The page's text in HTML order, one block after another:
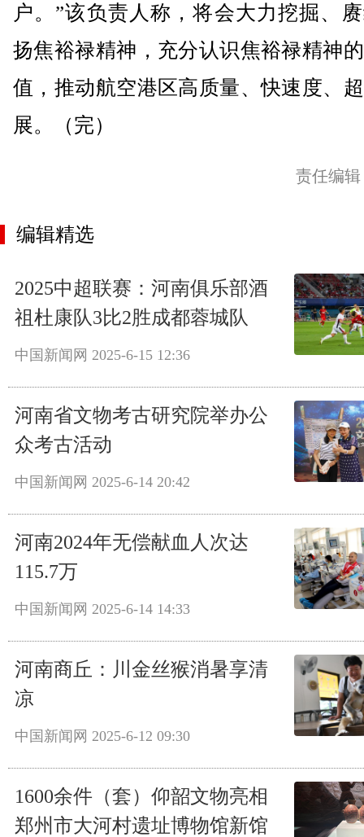
户。”该负责人称，将会大力挖掘、
扬焦裕禄精神，充分认识焦裕禄精神
值，推动航空港区高质量、快速度、
展。（完）
责任编
编辑精选
2025中超联赛：河南俱乐部酒
祖杜康队3比2胜成都蓉城队
中国新闻网 2025-6-15 12:36
河南省文物考古研究院举办公
众考古活动
中国新闻网 2025-6-14 20:42
河南2024年无偿献血人次达
115.7万
中国新闻网 2025-6-14 14:33
河南商丘：川金丝猴消暑享清
凉
中国新闻网 2025-6-12 09:30
1600余件（套）仰韶文物亮相
郑州市大河村遗址博物馆新馆